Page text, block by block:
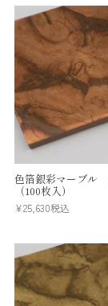
色箔銀彩マーブル
（100枚入）
¥25,630税込